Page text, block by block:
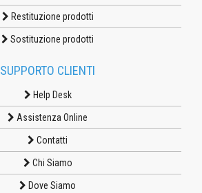
Restituzione prodotti
Sostituzione prodotti
SUPPORTO CLIENTI
Help Desk
Assistenza Online
Contatti
Chi Siamo
Dove Siamo